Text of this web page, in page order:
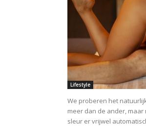
Lifestyle
We proberen het
meer dan de ander,
sleur er vrijwel